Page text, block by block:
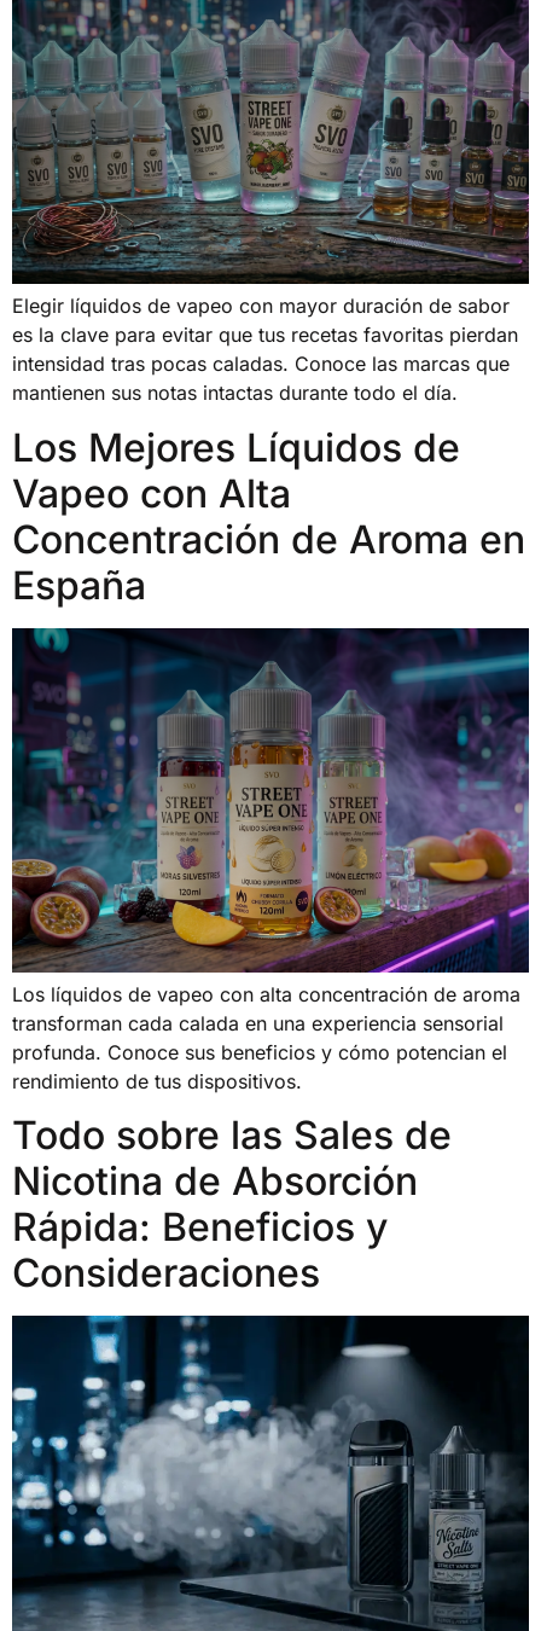
Elegir líquidos de vapeo con mayor duración de sabor
es la clave para evitar que tus recetas favoritas pierdan
intensidad tras pocas caladas. Conoce las marcas que
mantienen sus notas intactas durante todo el día.
Los Mejores Líquidos de
Vapeo con Alta
Concentración de Aroma en
España
Los líquidos de vapeo con alta concentración de aroma
transforman cada calada en una experiencia sensorial
profunda. Conoce sus beneficios y cómo potencian el
rendimiento de tus dispositivos.
Todo sobre las Sales de
Nicotina de Absorción
Rápida: Beneficios y
Consideraciones